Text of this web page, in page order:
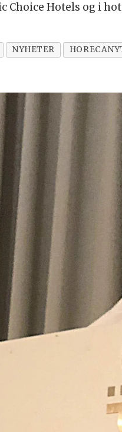
Choice Hotels og i
NYHETER